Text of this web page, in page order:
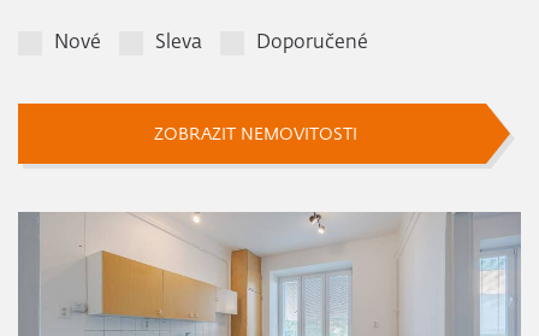
Nové Sleva Doporučené
ZOBRAZIT NEMOVITOSTI